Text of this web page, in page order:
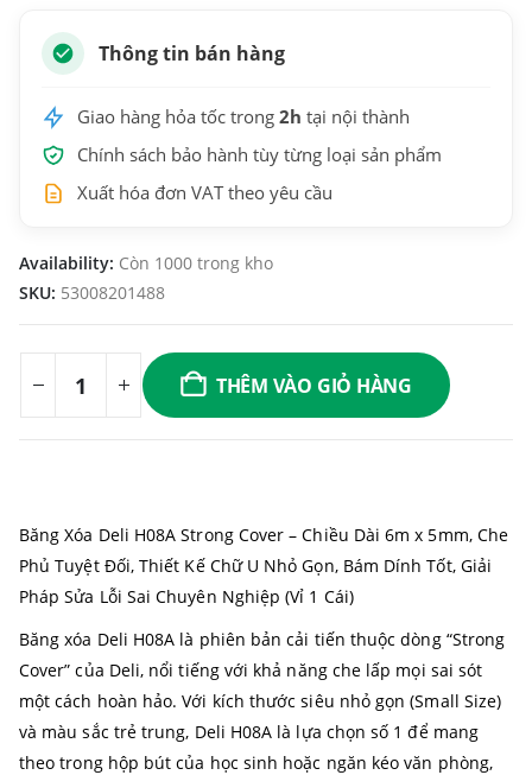
Thông tin bán hàng
Giao hàng hỏa tốc trong 2h tại nội thành
Chính sách bảo hành tùy từng loại sản phẩm
Xuất hóa đơn VAT theo yêu cầu
Availability: Còn 1000 trong kho
SKU: 53008201488
THÊM VÀO GIỎ HÀNG
Băng Xóa Deli H08A Strong Cover – Chiều Dài 6m x 5mm, Che
Phủ Tuyệt Đối, Thiết Kế Chữ U Nhỏ Gọn, Bám Dính Tốt, Giải
Pháp Sửa Lỗi Sai Chuyên Nghiệp (Vỉ 1 Cái)
Băng xóa Deli H08A là phiên bản cải tiến thuộc dòng “Strong
Cover” của Deli, nổi tiếng với khả năng che lấp mọi sai sót
một cách hoàn hảo. Với kích thước siêu nhỏ gọn (Small Size)
và màu sắc trẻ trung, Deli H08A là lựa chọn số 1 để mang
theo trong hộp bút của học sinh hoặc ngăn kéo văn phòng,